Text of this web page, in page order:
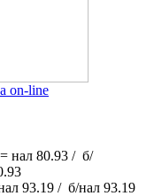
on-line
= нал 80.93 / б/
93.19 / б/нал 93.19